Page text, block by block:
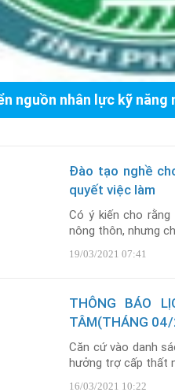
nguồn nhân lực kỹ năng
Đào tạo nghề
quyết việc làm
Có ý kiến cho
nông thôn, nhưng
19/03/2021 07:41
THÔNG BÁO
TÂM(THÁNG
Căn cứ vào danh
hưởng trợ cấp thất
16/03/2021 10:22